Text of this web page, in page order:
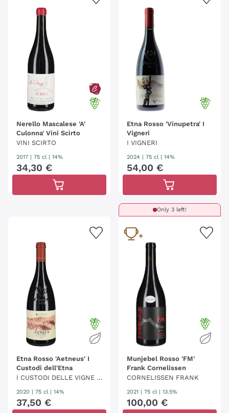
Nerello Mascalese 'A'
Culonna' Vini Scirto
VINI SCIRTO
2017 | 75 cl | 14%
34,30 €
Etna Rosso 'Vinupetra' I
Vigneri
I VIGNERI
2024 | 75 cl | 14%
54,00 €
Etna Rosso 'Aetneus' I
Custodi dell'Etna
I CUSTODI DELLE VIGNE D
2020 | 75 cl | 14%
37,50 €
Only 3 left!
Munjebel Rosso 'FM'
Frank Cornelissen
CORNELISSEN FRANK
2021 | 75 cl | 13.5%
100,00 €